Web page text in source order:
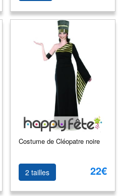
Costume de Cléopatre noire
2 tailles 22€